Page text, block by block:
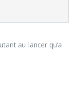
au lancer qu’a